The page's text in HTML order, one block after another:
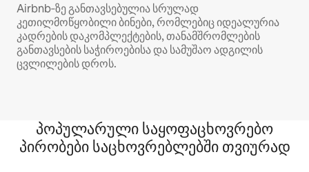
Airbnb‑ზე განთავსებულია სრულად
კეთილმოწყობილი ბინები, რომლებიც იდეალურია
კადრების დაკომპლექტების, თანამშრომლების
განთავსების საჭიროებისა და სამუშაო ადგილის
ცვლილების დროს.
პოპულარული საყოფაცხოვრებო
პირობები საცხოვრებლებში თვიურად